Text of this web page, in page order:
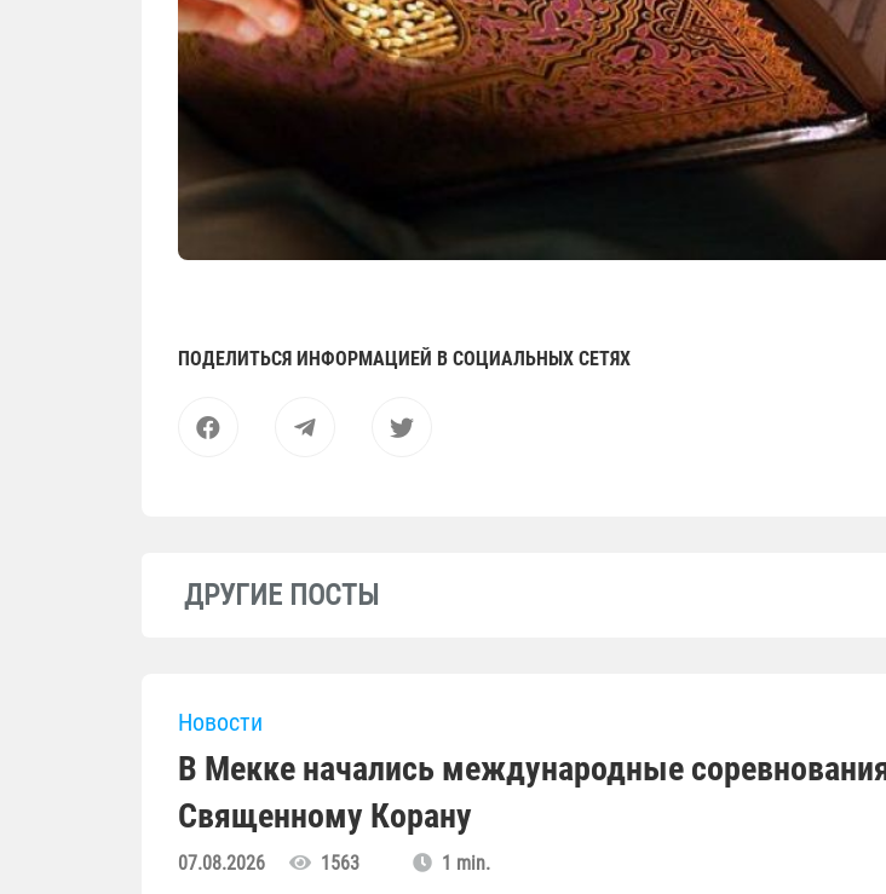
ПОДЕЛИТЬСЯ ИНФОРМАЦИЕЙ В СОЦИАЛЬНЫХ СЕТЯХ
ДРУГИЕ ПОСТЫ
Новости
В Мекке начались международные
Священному Корану
07.08.2026 1563 1 min.